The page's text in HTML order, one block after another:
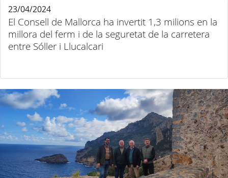
El Consell de Mallorca ha invertit 1,3 milions en la
millora del ferm i de la seguretat de la carretera
entre Sóller i Llucalcari
23/04/2024